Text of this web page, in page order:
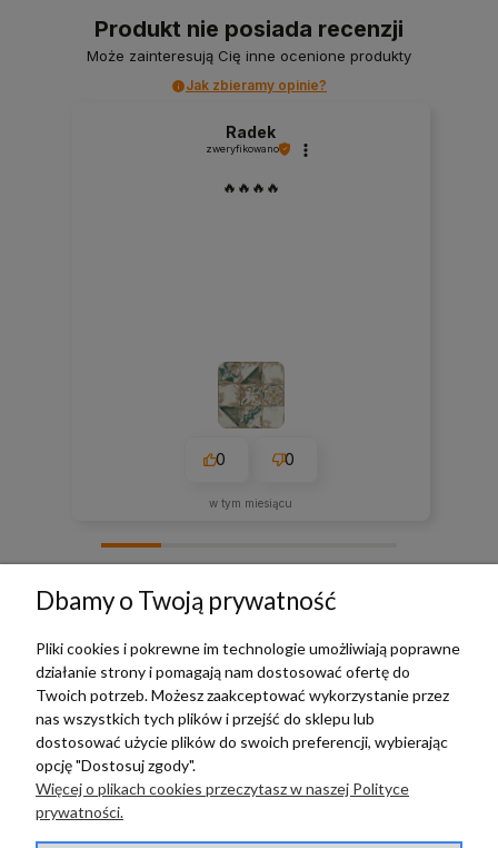
Produkt nie posiada recenzji
Może zainteresują Cię inne ocenione produkty
Jak zbieramy opinie?
Radek
zweryfikowano
🔥🔥🔥🔥
0 0
w tym miesiącu
TERRADECO
BAZA WIEDZY
PŁATNOŚCI I DOSTAWA
Dbamy o Twoją prywatność
Pliki cookies i pokrewne im technologie umożliwiają poprawne
działanie strony i pomagają nam dostosować ofertę do
Twoich potrzeb. Możesz zaakceptować wykorzystanie przez
nas wszystkich tych plików i przejść do sklepu lub
dostosować użycie plików do swoich preferencji, wybierając
opcję "Dostosuj zgody".
Więcej o plikach cookies przeczytasz w naszej Polityce
prywatności.